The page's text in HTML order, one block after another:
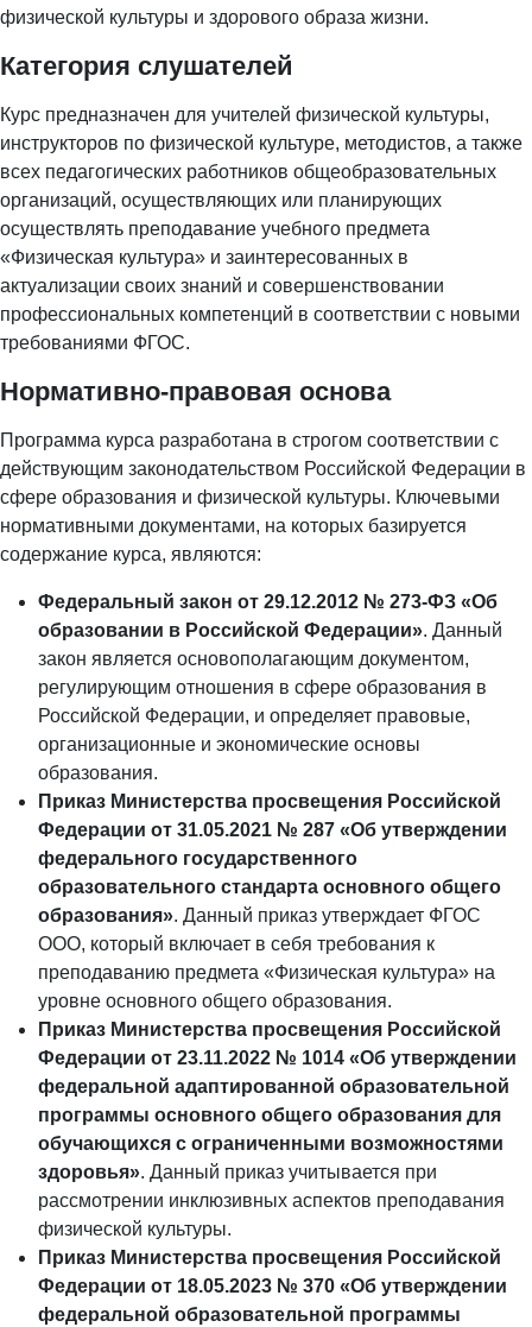
физической культуры и здорового образа жизни.
Категория слушателей
Курс предназначен для учителей физической культуры,
инструкторов по физической культуре, методистов, а также
всех педагогических работников общеобразовательных
организаций, осуществляющих или планирующих
осуществлять преподавание учебного предмета
«Физическая культура» и заинтересованных в
актуализации своих знаний и совершенствовании
профессиональных компетенций в соответствии с новыми
требованиями ФГОС.
Нормативно-правовая основа
Программа курса разработана в строгом соответствии с
действующим законодательством Российской Федерации в
сфере образования и физической культуры. Ключевыми
нормативными документами, на которых базируется
содержание курса, являются:
Федеральный закон от 29.12.2012 № 273-ФЗ «Об
образовании в Российской Федерации». Данный
закон является основополагающим документом,
регулирующим отношения в сфере образования в
Российской Федерации, и определяет правовые,
организационные и экономические основы
образования.
Приказ Министерства просвещения Российской
Федерации от 31.05.2021 № 287 «Об утверждении
федерального государственного
образовательного стандарта основного общего
образования». Данный приказ утверждает ФГОС
ООО, который включает в себя требования к
преподаванию предмета «Физическая культура» на
уровне основного общего образования.
Приказ Министерства просвещения Российской
Федерации от 23.11.2022 № 1014 «Об утверждении
федеральной адаптированной образовательной
программы основного общего образования для
обучающихся с ограниченными возможностями
здоровья». Данный приказ учитывается при
рассмотрении инклюзивных аспектов преподавания
физической культуры.
Приказ Министерства просвещения Российской
Федерации от 18.05.2023 № 370 «Об утверждении
федеральной образовательной программы